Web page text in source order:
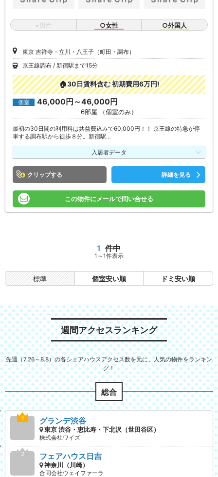
×男性 ○女性 ○外国人
東京 吉祥寺・立川・八王子（町田・調布）
京王線調布
新宿駅まで15分
🏠30日賃料含む 初期費用6万円!
個室 46,000円～46,000円
6部屋 （個室のみ）
最初の30日間の利用料は共益費込みで60,000円！！ 京王線の特急が停
車する調布駅から徒歩８分。新宿駅…
入居者データ
クリップ 詳細を見る
この物件にメールで問い合せる
1 件中
1～1件表示
標準 個室安い順 ドミ安い順
週間アクセスランキング
先週（7.26～8.8）の各シェアハウスアクセス数を元に、人気の物件をランキン
グ！
総合
グランデ渋谷
東京 渋谷・恵比寿・下北沢（世田谷区）
株式会社ワイズ
フェアハウス日吉
神奈川（川崎）
合同会社ウェイファーラ